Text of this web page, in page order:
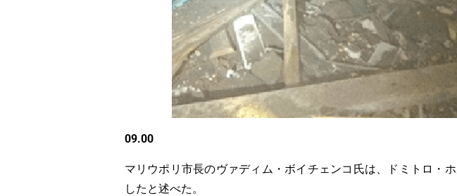
09.00
マリウポリ市長のヴァディム・ボイチェンコ氏は、ドミトロ・
したと述べた。